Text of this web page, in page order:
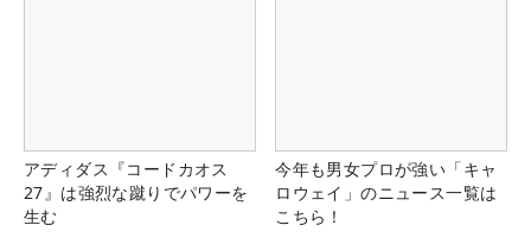
アディダス『コードカオス
27』は強烈な蹴りでパワーを
生む
今年も男女プロが強い「キャ
ロウェイ」のニュース一覧は
こちら！